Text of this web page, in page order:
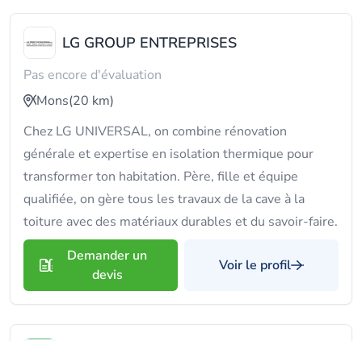
LG GROUP ENTREPRISES
Pas encore d'évaluation
Mons(20 km)
Chez LG UNIVERSAL, on combine rénovation
générale et expertise en isolation thermique pour
transformer ton habitation. Père, fille et équipe
qualifiée, on gère tous les travaux de la cave à la
toiture avec des matériaux durables et du savoir-faire.
Demander un
devis
Voir le profil